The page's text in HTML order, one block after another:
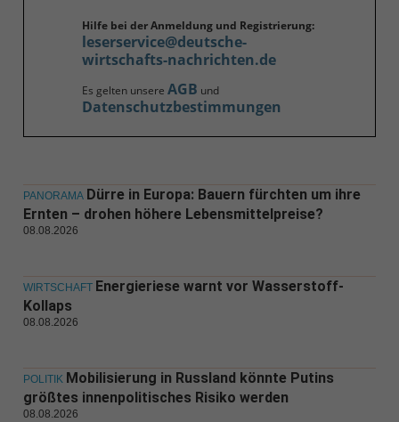
Hilfe bei der Anmeldung und Registrierung:
leserservice@deutsche-
wirtschafts-nachrichten.de
Es gelten unsere AGB und
Datenschutzbestimmungen
PANORAMA Dürre in Europa: Bauern fürchten um ihre
Ernten – drohen höhere Lebensmittelpreise?
08.08.2026
WIRTSCHAFT Energieriese warnt vor Wasserstoff-
Kollaps
08.08.2026
POLITIK Mobilisierung in Russland könnte Putins
größtes innenpolitisches Risiko werden
08.08.2026